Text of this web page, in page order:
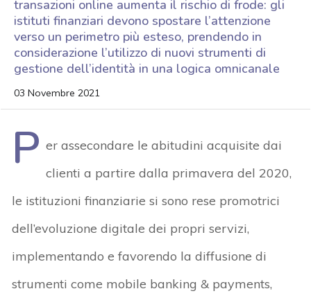
transazioni online aumenta il rischio di frode: gli
istituti finanziari devono spostare l’attenzione
verso un perimetro più esteso, prendendo in
considerazione l’utilizzo di nuovi strumenti di
gestione dell’identità in una logica omnicanale
03 Novembre 2021
P er assecondare le abitudini acquisite dai
clienti a partire dalla primavera del 2020,
le istituzioni finanziarie si sono rese promotrici
dell’evoluzione digitale dei propri servizi,
implementando e favorendo la diffusione di
strumenti come mobile banking & payments,